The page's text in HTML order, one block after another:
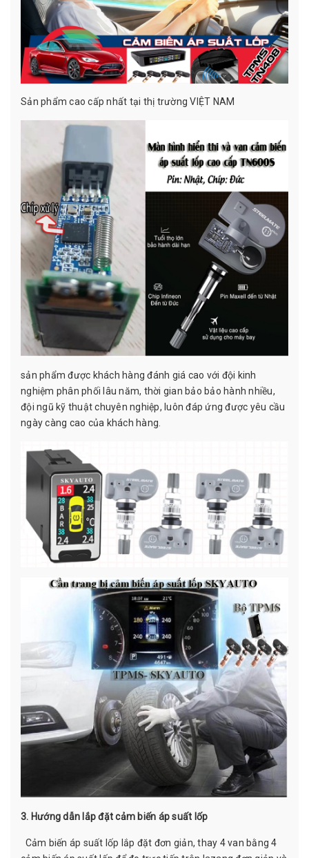
Sản phẩm cao cấp nhất tại thị trường VIỆT NAM
sản phẩm được khách hàng đánh giá cao với đội kinh
nghiệm phân phối lâu năm, thời gian bảo bảo hành nhiều,
đội ngũ kỹ thuật chuyên nghiệp, luôn đáp ứng được yêu cầu
ngày càng cao của khách hàng.
3. Hướng dẫn lắp đặt cảm biến áp suất lốp
Cảm biến áp suất lốp lắp đặt đơn giản, thay 4 van bằng 4